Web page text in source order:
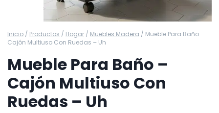
Inicio / Productos / Hogar / Muebles Madera / Mueble Para Baño –
Cajón Multiuso Con Ruedas – Uh
Mueble Para Baño –
Cajón Multiuso Con
Ruedas – Uh